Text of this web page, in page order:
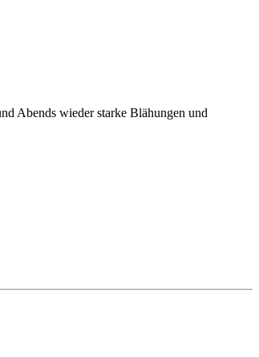
Abends wieder starke Blähungen und